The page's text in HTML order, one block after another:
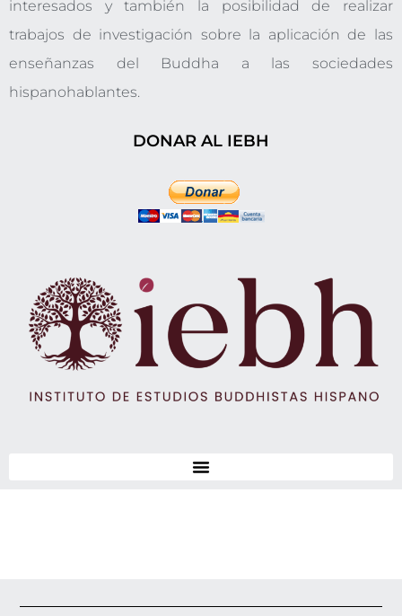
interesados y también la posibilidad de realizar
trabajos de investigación sobre la aplicación de las
enseñanzas del Buddha a las sociedades
hispanohablantes.
DONAR AL IEBH